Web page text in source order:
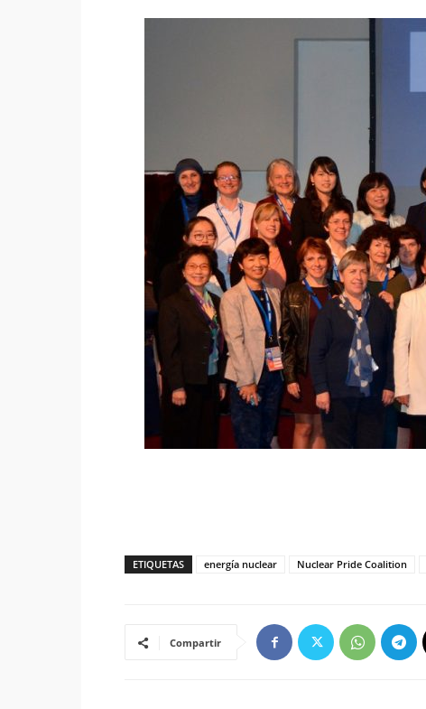
ETIQUETAS energía nuclear Nuclear Pride Coalition
Compartir